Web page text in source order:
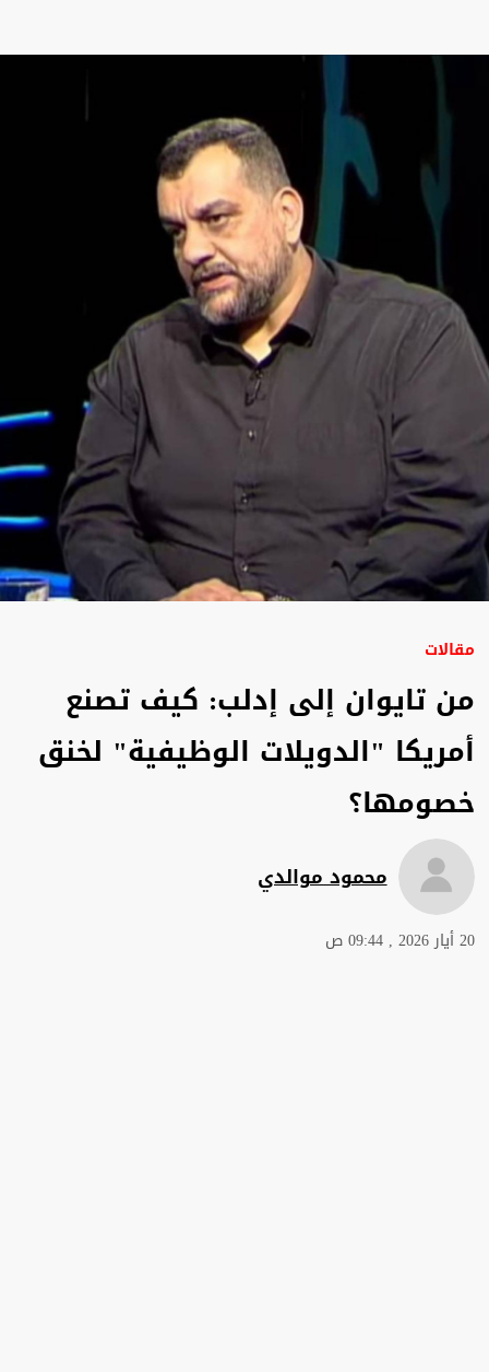
مقالات
من تايوان إلى إدلب: كيف تصنع
أمريكا "الدويلات الوظيفية" لخنق
خصومها؟
محمود موالدي
20 أيار 2026 , 09:44 ص